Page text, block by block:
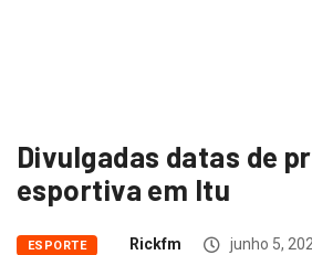
Divulgadas datas de
esportiva em Itu
ESPORTE Rickfm junho 5,